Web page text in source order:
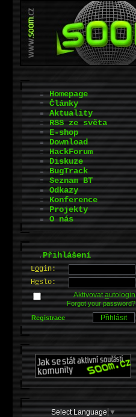
Homepage
Články
Aktuality
RSS ze světa
E-shop
Download
HackForum
Diskuze
BugTrack
Seznam BT
Odkazy
Konference
Projekty
O nás
.Přihlášení
Login:
Heslo:
Aktivovatautologin
Forgot your password?
Registrace
Select Language ▼